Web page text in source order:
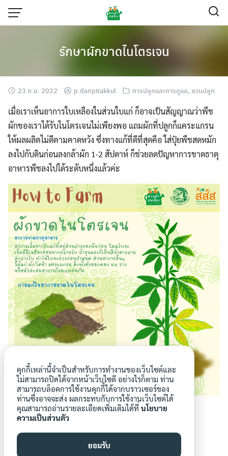
Skip
Search
for: Search
รักษาผักขาดไนโตรเจน
23 ก.ย. 2022 p.danpitakkul การปลูกและการดูแล, ชวนปลูก
เมื่อเราเห็นอาการใบเหลืองในส่วนใบแก่ ก็อาจเป็นสัญญาณว่าพืช
ผักของเราได้รับไนโตรเจนไม่เพียงพอ แถมผักที่ปลูกก็แคระแกรน
ให้ผลผลิตไม่ดีตามคาดหวัง ซึ่งทางแก้ที่ดีที่สุดคือ ใส่ปุ๋ยพืชสดหมัก
ลงไปกับดินก่อนลงกล้าผัก 1-2 สัปดาห์ ก็ช่วยลดปัญหาการขาดธาตุ
อาหารพืชลงไปได้ระดับหนึ่งแล้วค่ะ
คุกกี้เหล่านี้จำเป็นสำหรับการทำงานของเว็บไซต์และ
ไม่สามารถปิดได้จากหน้าเว็บไซต๊ อย่างไรก็ตาม ท่าน
สามารถบล็อคการใช้งานคุกกี้ได้จากบราวเซอร์ของ
ท่านซึ่งอาจจะส่ง ผลกระทบกับการใช้งานเว็บไซต์ได้
คุณสามารถอ่านรายละเอียดเพิ่มเติมได้ที่ นโยบาย
ความเป็นส่วนตัว
ยอมรับ